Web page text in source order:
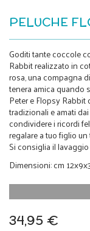
PELUCHE
Goditi tante coccole
Rabbit realizzato in
rosa, una compagna
tenera amica quando
Peter e Flopsy
tradizionali e amati
condividere i ricordi
regalare a tuo figlio
Si consiglia il
Dimensioni: cm
34,95 €